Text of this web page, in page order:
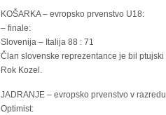
KOŠARKA – evropsko prvenstvo U18:
– finale:
Slovenija – Italija 88 : 71
Član slovenske reprezentance je bil ptujski
Rok Kozel.
JADRANJE – evropsko prvenstvo v razredu
Optimist: